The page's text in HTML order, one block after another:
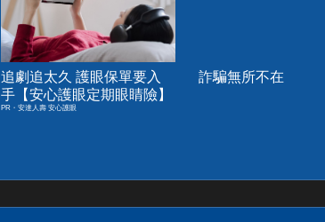
追劇追太久 護眼保單要入
手【安心護眼定期眼睛險】
PR・安達人壽 安心護眼
詐騙無所不在